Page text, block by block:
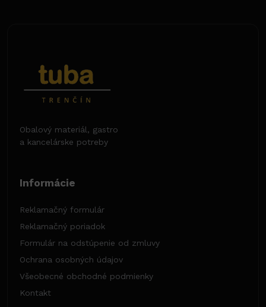
Obalový materiál, gastro
a kancelárske potreby
Informácie
Reklamačný formulár
Reklamačný poriadok
Formulár na odstúpenie od zmluvy
Ochrana osobných údajov
Všeobecné obchodné podmienky
Kontakt